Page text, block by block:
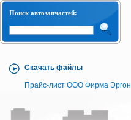
Поиск автозапчастей:
Скачать файлы
Прайс-лист ООО Фирма Эргон